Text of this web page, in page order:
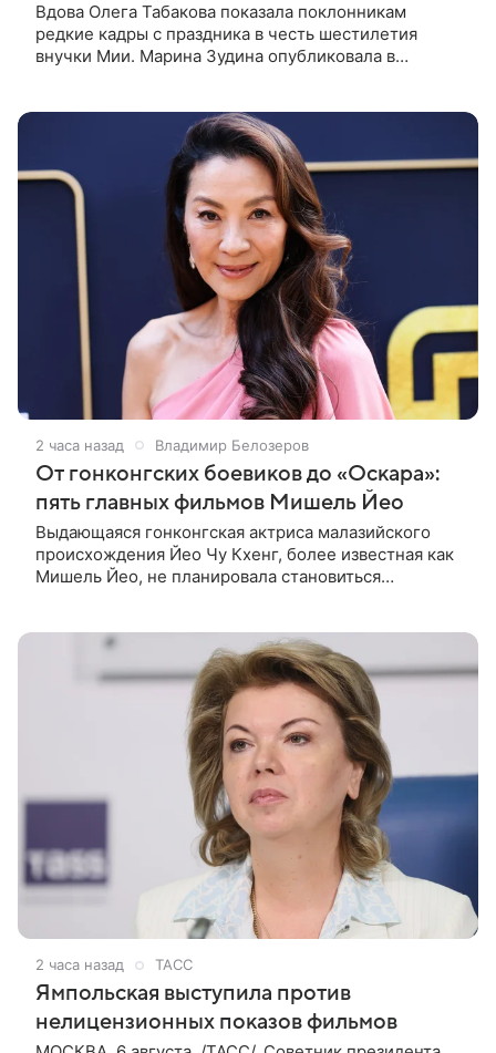
Вдова Олега Табакова показала поклонникам
редкие кадры с праздника в честь шестилетия
внучки Мии. Марина Зудина опубликовала в
2 часа назад Владимир Белозеров
От гонконгских боевиков до «Оскара»:
пять главных фильмов Мишель Йео
Выдающаяся гонконгская актриса малазийского
происхождения Йео Чу Кхенг, более известная как
Мишель Йео, не планировала становиться
2 часа назад ТАСС
Ямпольская выступила против
нелицензионных показов фильмов